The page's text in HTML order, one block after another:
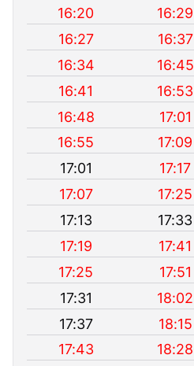
16:20
16:29
16:27
16:37
16:34
16:45
16:41
16:53
16:48
17:01
16:55
17:09
17:01
17:17
17:07
17:25
17:13
17:33
17:19
17:41
17:25
17:51
17:31
18:02
17:37
18:15
17:43
18:28